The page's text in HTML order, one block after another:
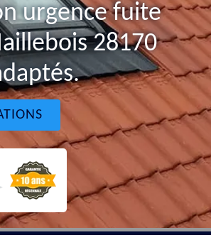
urgence fuite
28170